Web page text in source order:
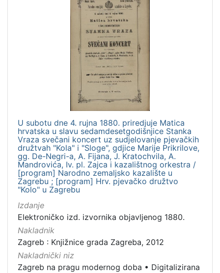
U subotu dne 4. rujna 1880. priredjuje Matica
hrvatska u slavu sedamdesetgodišnjice Stanka
Vraza svečani koncert uz sudjelovanje pjevačkih
družtvah "Kola" i "Sloge", gdjice Marije Prikrilove,
gg. De-Negri-a, A. Fijana, J. Kratochvila, A.
Mandrovića, Iv. pl. Zajca i kazalištnog orkestra /
[program] Narodno zemaljsko kazalište u
Zagrebu ; [program] Hrv. pjevačko družtvo
"Kolo" u Zagrebu
Izdanje
Elektroničko izd. izvornika objavljenog 1880.
Nakladnik
Zagreb : Knjižnice grada Zagreba, 2012
Nakladnički niz
Zagreb na pragu modernog doba • Digitalizirana